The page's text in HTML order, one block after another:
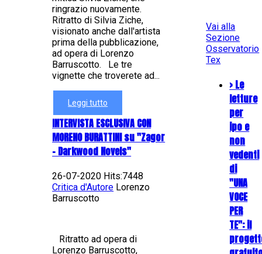
ringrazio nuovamente.
Ritratto di Silvia Ziche,
visionato anche dall'artista
prima della pubblicazione,
ad opera di Lorenzo
Barruscotto. Le tre
vignette che troverete ad...
Leggi tutto
INTERVISTA ESCLUSIVA CON
MORENO BURATTINI su "Zagor
- Darkwood Novels"
26-07-2020 Hits:7448
Critica d'Autore Lorenzo
Barruscotto
Ritratto ad opera di
Lorenzo Barruscotto,
Vai alla
Sezione
Osservatorio
Tex
> Le
letture
per
ipo e
non
vedenti
di
"UNA
VOCE
PER
TE": il